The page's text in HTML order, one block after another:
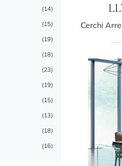
14
15
19
18
23
19
15
13
18
16